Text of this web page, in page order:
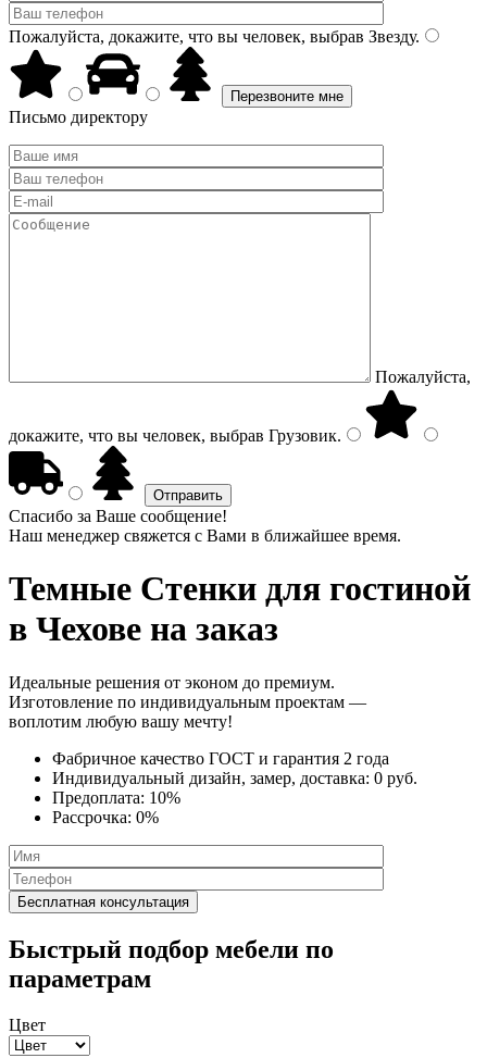
Пожалуйста, докажите, что вы человек, выбрав Звезду.
Письмо директору
Пожалуйста,
докажите, что вы человек, выбрав Грузовик.
Спасибо за Ваше сообщение!
Наш менеджер свяжется с Вами в ближайшее время.
Темные Стенки для гостиной
в Чехове на заказ
Идеальные решения от эконом до премиум.
Изготовление по индивидуальным проектам —
воплотим любую вашу мечту!
Фабричное качество ГОСТ и гарантия 2 года
Индивидуальный дизайн, замер, доставка: 0 руб.
Предоплата: 10%
Рассрочка: 0%
Быстрый подбор мебели по
параметрам
Цвет